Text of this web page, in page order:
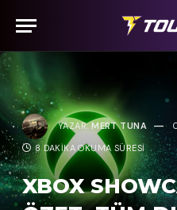
YAZAR: MERT TUNA
8 DAKIKA OKUMA SÜRESI
XBOX